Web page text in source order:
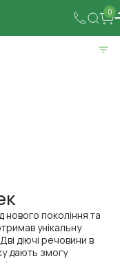
0
нового покоління та
унікальну
діючі речовини в
дають змогу